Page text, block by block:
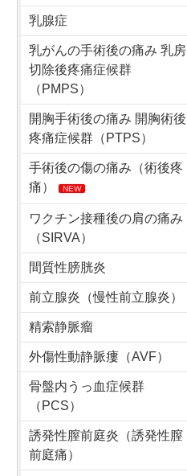
乳腺症
乳がんの手術後の痛み 乳房
切除後疼痛症候群
（PMPS）
開胸手術後の痛み 開胸術後
疼痛症候群（PTPS）
手術後の傷の痛み（術後疼
痛）
NEW
ワクチン接種後の肩の痛み
（SIRVA）
間質性膀胱炎
前立腺炎（慢性前立腺炎）
精索静脈瘤
外傷性動静脈瘻（AVF）
骨盤内うっ血症候群
（PCS）
誘発性膣前庭炎（誘発性膣
前庭痛）